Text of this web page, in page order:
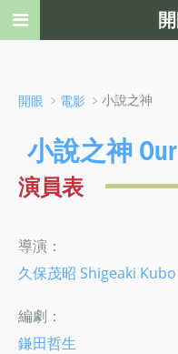
開眼 ﹥ 電影 ﹥小說之神
小說之神
演員表
導演：
久保茂昭 Shigeaki Kubo
編劇：
鎌田哲生